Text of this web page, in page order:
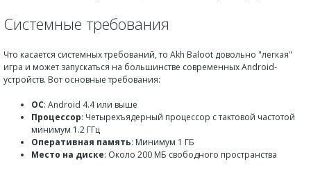
Системные требования
Что касается системных требований, то Akh Baloot довольно "легкая"
игра и может запускаться на большинстве современных Android-
устройств. Вот основные требования:
ОС: Android 4.4 или выше
Процессор: Четырехъядерный процессор с тактовой частотой
минимум 1.2 ГГц
Оперативная память: Минимум 1 ГБ
Место на диске: Около 200 МБ свободного пространства